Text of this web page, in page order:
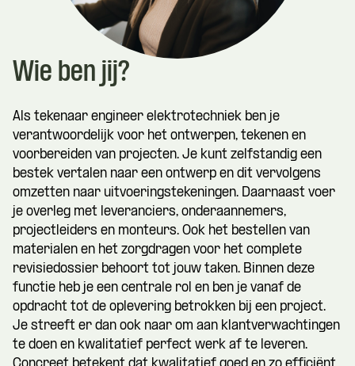
Wie ben jij?
Als tekenaar engineer elektrotechniek ben je
verantwoordelijk voor het ontwerpen, tekenen en
voorbereiden van projecten. Je kunt zelfstandig een
bestek vertalen naar een ontwerp en dit vervolgens
omzetten naar uitvoeringstekeningen. Daarnaast voer
je overleg met leveranciers, onderaannemers,
projectleiders en monteurs. Ook het bestellen van
materialen en het zorgdragen voor het complete
revisiedossier behoort tot jouw taken. Binnen deze
functie heb je een centrale rol en ben je vanaf de
opdracht tot de oplevering betrokken bij een project.
Je streeft er dan ook naar om aan klantverwachtingen
te doen en kwalitatief perfect werk af te leveren.